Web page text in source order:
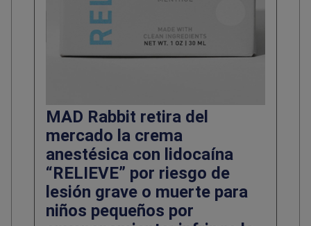
MAD Rabbit retira del
mercado la crema
anestésica con lidocaína
“RELIEVE” por riesgo de
lesión grave o muerte para
niños pequeños por